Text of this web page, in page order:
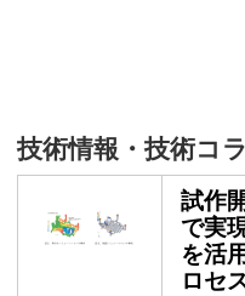
技術情報・技術コ
試作
で実
を活
ロセ